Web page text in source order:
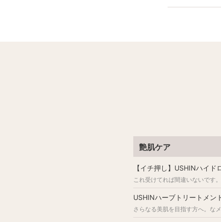
艶肌ケア
【イチ押し】USHINハイド
これ受けてれば間違いないです
USHINハーブトリートメン
さらなる美肌を目指す方へ。な